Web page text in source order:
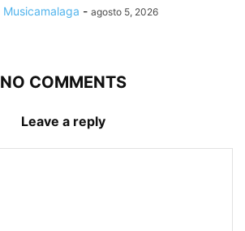
Musicamalaga - agosto 5, 2026
NO COMMENTS
Leave a reply